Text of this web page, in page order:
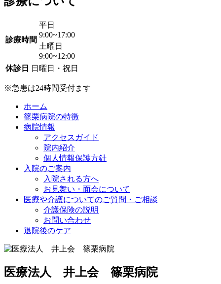
診療時間
平日
9:00~17:00
土曜日
9:00~12:00
休診日
日曜日・祝日
※急患は24時間受付ます
ホーム
篠栗病院の特徴
病院情報
アクセスガイド
院内紹介
個人情報保護方針
入院のご案内
入院される方へ
お見舞い・面会について
医療や介護についてのご質問・ご相談
介護保険の説明
お問い合わせ
退院後のケア
医療法人 井上会 篠栗病院